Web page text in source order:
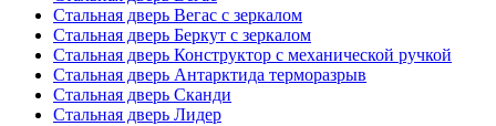
Стальная дверь Вегас с зеркалом
Стальная дверь Беркут с зеркалом
Стальная дверь Конструктор с механической ручкой
Стальная дверь Антарктида терморазрыв
Стальная дверь Сканди
Стальная дверь Лидер